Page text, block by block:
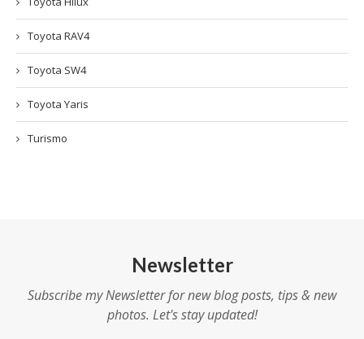
Toyota RAV4
Toyota SW4
Toyota Yaris
Turismo
Newsletter
Subscribe my Newsletter for new blog posts, tips & new
photos. Let's stay updated!